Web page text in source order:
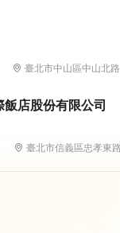
臺北市中山區中山北
店股份有限公司
臺北市信義區忠孝東